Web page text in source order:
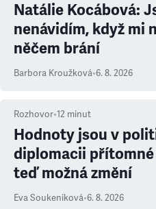
Natálie Kocábová:
nenávidím, když mi
něčem brání
Barbora Kroužková•6. 8. 2026
Rozhovor•12 minut
Hodnoty jsou v
diplomacii přítomné
teď možná změní
Eva Soukeníková•6. 8. 2026